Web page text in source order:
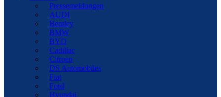
Pressemeldungen
AUDI
Bentley
BMW
BYD
Cadillac
Citroen
DS Automobiles
Fiat
Ford
Hyundai